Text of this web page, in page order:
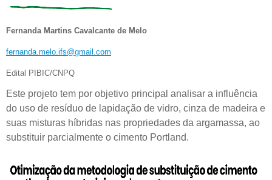
Fernanda Martins Cavalcante de Melo
fernanda.melo.ifs@gmail.com
Edital PIBIC/CNPQ
Este projeto tem por objetivo principal analisar a influência
do uso de resíduo de lapidação de vidro, cinza de madeira e
suas misturas híbridas nas propriedades da argamassa, ao
substituir parcialmente o cimento Portland.